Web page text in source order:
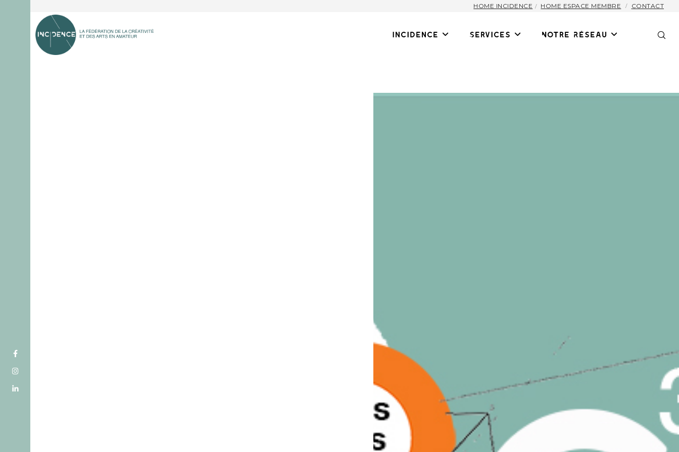
HOME INCIDENCE HOME ESPACE MEMBRE CONTACT
Incidence Services Notre Réseau